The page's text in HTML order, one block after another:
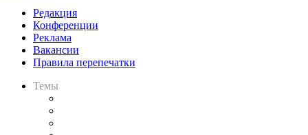
Редакция
Конференции
Реклама
Вакансии
Правила перепечатки
Темы